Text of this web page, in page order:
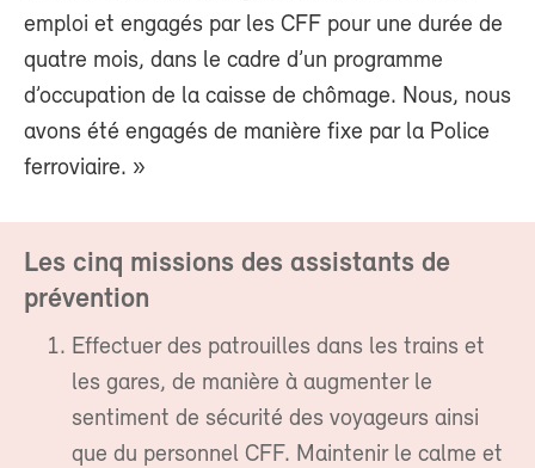
emploi et engagés par les CFF pour une durée de
quatre mois, dans le cadre d’un programme
d’occupation de la caisse de chômage. Nous, nous
avons été engagés de manière fixe par la Police
ferroviaire. »
Les cinq missions des assistants de
prévention
Effectuer des patrouilles dans les trains et
les gares, de manière à augmenter le
sentiment de sécurité des voyageurs ainsi
que du personnel CFF. Maintenir le calme et